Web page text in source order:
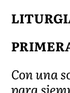
Con una
para